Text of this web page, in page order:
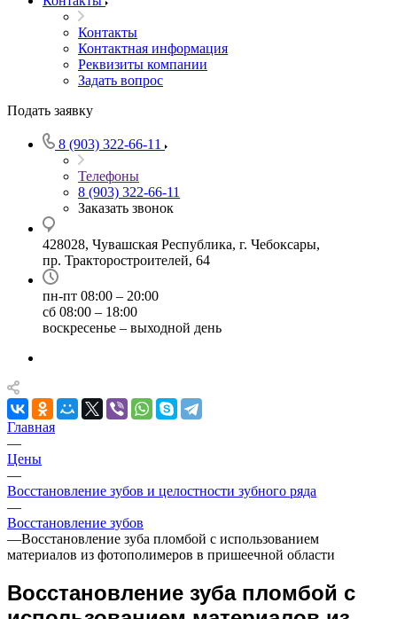
Контакты
Контактная информация
Реквизиты компании
Задать вопрос
Подать заявку
8 (903) 322-66-11
Телефоны
8 (903) 322-66-11
Заказать звонок
428028, Чувашская Республика, г. Чебоксары,
пр. Тракторостроителей, 64
пн-пт 08:00 – 20:00
сб 08:00 – 18:00
воскресенье – выходной день
Главная
—
Цены
—
Восстановление зубов и целостности зубного ряда
—
Восстановление зубов
—Восстановление зуба пломбой с использованием
материалов из фотополимеров в пришеечной области
Восстановление зуба пломбой с